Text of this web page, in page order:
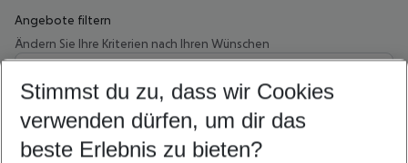
Angebote filtern
Ändern Sie Ihre Kriterien nach Ihren Wünschen
Wähle deinen Abflughafen
Beliebiger Abflughafen
Wähle deinen Reisezeitraum
5-8 Nächte
Stimmst du zu, dass wir Cookies
verwenden dürfen, um dir das
beste Erlebnis zu bieten?